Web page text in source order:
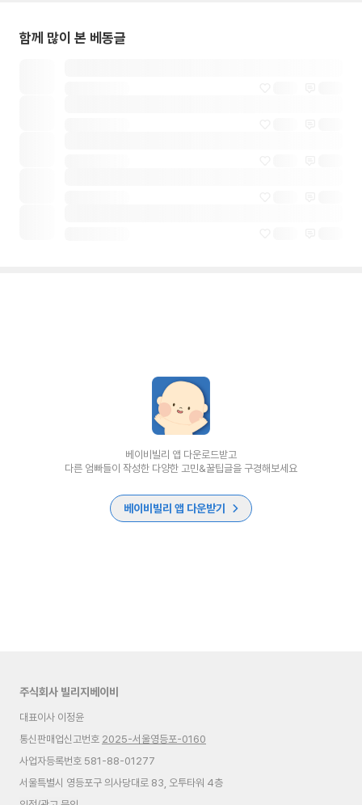
함께 많이 본 베동글
베이비빌리 앱 다운로드받고
다른 엄빠들이 작성한 다양한 고민&꿀팁글을 구경해보세요
베이비빌리 앱 다운받기
주식회사 빌리지베이비
대표이사 이정윤
통신판매업신고번호 2025-서울영등포-0160
사업자등록번호 581-88-01277
서울특별시 영등포구 의사당대로 83, 오투타워 4층